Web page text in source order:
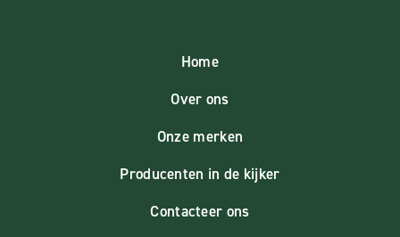
Home
Over ons
Onze merken
Producenten in de kijker
Contacteer ons